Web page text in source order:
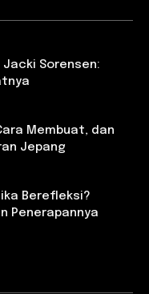
Sorensen:
Membuat, dan
Jepang
Berefleksi?
Penerapannya